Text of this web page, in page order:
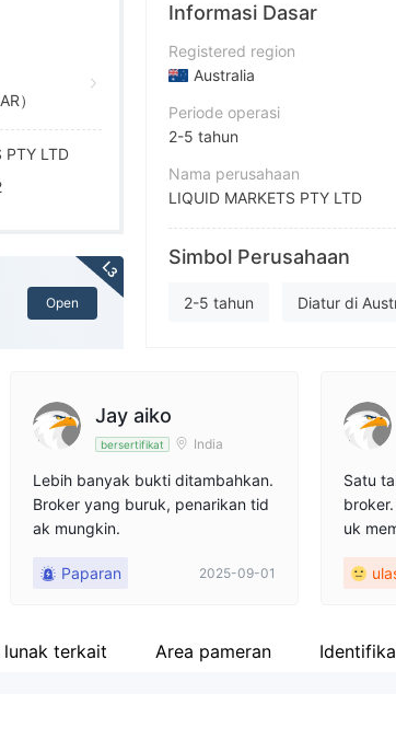
）
PTY LTD
Open
L3
Informasi Dasar
Registered region
Australia
Periode operasi
2-5 tahun
Nama perusahaan
LIQUID MARKETS PTY LTD
Singkatan
LiquidBrokers
Karyawan perusahaan
Simbol Perusahaan
2-5 tahun Diatur di
Jay aiko
bersertifikat India
Lebih banyak bukti ditambahkan.
Broker yang buruk, penarikan tid
ak mungkin.
Paparan 2025-09-01
Satu
uk
x,
ang
lunak terkait Area pameran